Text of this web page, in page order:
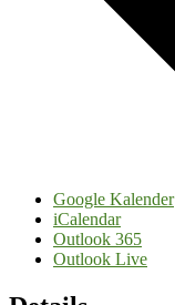
Google Kalender
iCalendar
Outlook 365
Outlook Live